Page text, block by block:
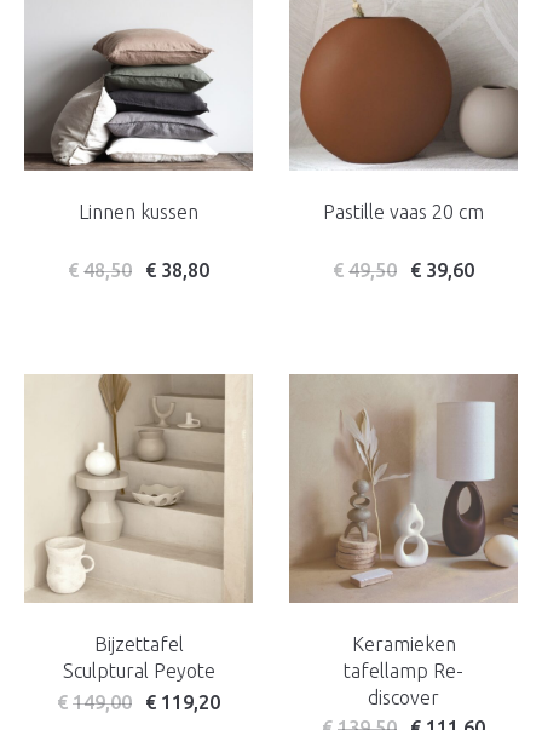
Linnen kussen
€ 48,50 € 38,80
Pastille vaas 20 cm
€ 49,50 € 39,60
Bijzettafel
Sculptural Peyote
€ 149,00 € 119,20
Keramieken
tafellamp Re-
discover